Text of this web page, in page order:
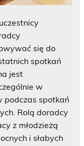
się do
spotkań
jest
w
podczas spotkań
Rolą doradcy
z młodzieżą
i słabych